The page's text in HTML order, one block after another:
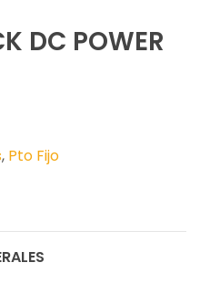
DC POWER
, Pto Fijo